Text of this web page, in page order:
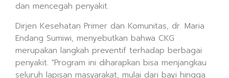
dan mencegah penyakit.
Dirjen Kesehatan Primer dan Komunitas, dr. Maria
Endang Sumiwi, menyebutkan bahwa CKG
merupakan langkah preventif terhadap berbagai
penyakit. "Program ini diharapkan bisa menjangkau
seluruh lapisan masyarakat, mulai dari bayi hingga